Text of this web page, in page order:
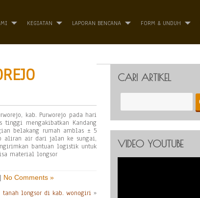
KEGIATAN LAPORAN BENCANA FORM & UNDUH
kab. Purworejo pada hari
tinggi mengakibatkan Kandang
belakang rumah amblas ± 5
aliran air dari jalan ke sungai,
bantuan logistik untuk
material longsor
| No Comments »
tanah longsor di kab. wonogiri »
CARI ARTIKEL
VIDEO YOUTUBE